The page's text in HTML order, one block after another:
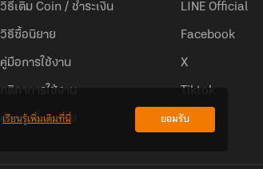
วิธีเติม Coin / ชำระเงิน
วิธีซื้อนิยาย
คู่มือการใช้งาน
กติกาการใช้งาน
คำถามที่พบบ่อย
LINE Official
Facebook
X
Tiktok
เรียนรู้เพิ่มเติมที่นี่ ยอมรับ